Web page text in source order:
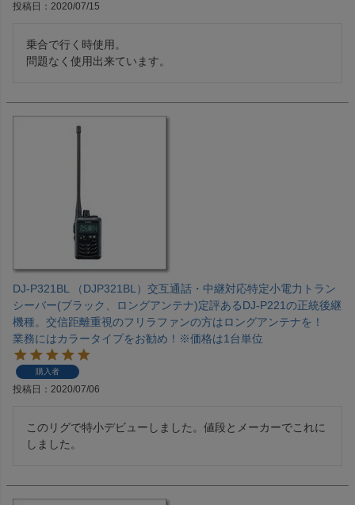
投稿日 2020/07/15
乗合で行く時使用。
問題なく使用出来ています。
DJ-P321BL （DJP321BL）交互通話・中継対応特定小電力トラン
シーバー(ブラック、ロングアンテナ)定評あるDJ-P221の正統後継
機種。交信距離重視のフリラファンの方はロングアンテナを！
業務にはカラータイプをお勧め！※価格は1台単位
購入者
投稿日 2020/07/06
このリグで特小デビューしました。値段とメーカーでこれに
しました。